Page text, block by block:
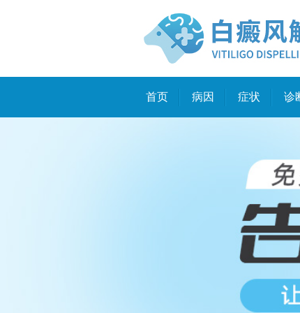
首页 病因 症状 诊